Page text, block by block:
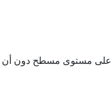
على مستوى مسطح دون أن